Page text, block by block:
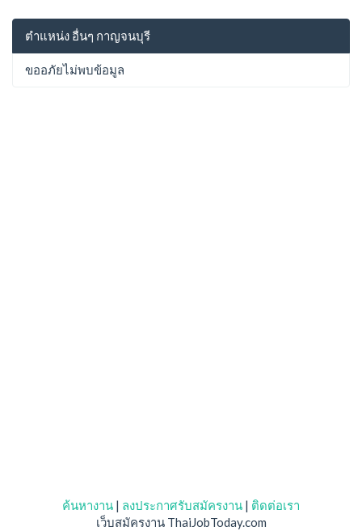
ตำแหน่ง อื่นๆ กาญจนบุรี
ขออภัยไม่พบข้อมูล
ค้นหางาน | ลงประกาศรับสมัครงาน | ติดต่อเรา
เว็บสมัครงาน ThaiJobToday.com